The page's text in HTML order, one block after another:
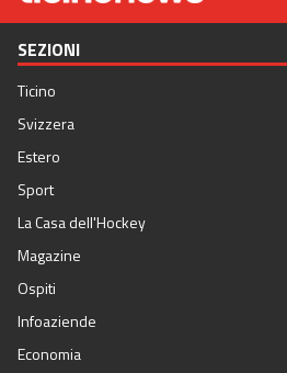
SEZIONI
Ticino
Svizzera
Estero
Sport
La Casa dell'Hockey
Magazine
Ospiti
Infoaziende
Economia